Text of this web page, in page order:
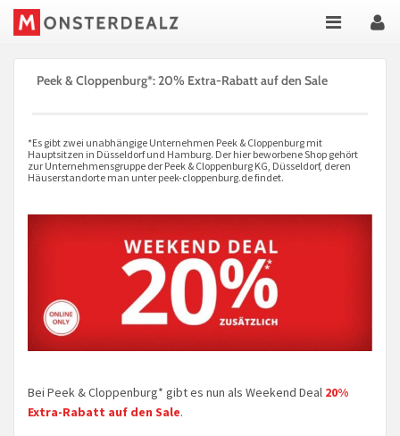
Peek & Cloppenburg*: 20% Extra-Rabatt auf den Sale
*Es gibt zwei unabhängige Unternehmen Peek & Cloppenburg mit
Hauptsitzen in Düsseldorf und Hamburg. Der hier beworbene Shop gehört
zur Unternehmensgruppe der Peek & Cloppenburg KG, Düsseldorf, deren
Häuserstandorte man unter peek-cloppenburg.de findet.
Bei Peek & Cloppenburg* gibt es nun als Weekend Deal 20%
Extra-Rabatt auf den Sale.